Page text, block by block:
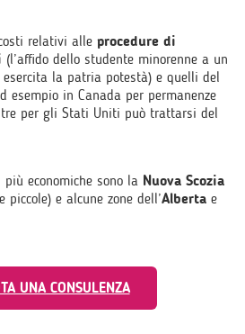
relativi alle procedure di
(l’affido dello studente minorenne a un
esercita la patria potestà) e quelli del
esempio in Canada per permanenze
per gli Stati Uniti può trattarsi del
economiche sono la Nuova Scozia
e alcune zone dell’Alberta e
UNA CONSULENZA